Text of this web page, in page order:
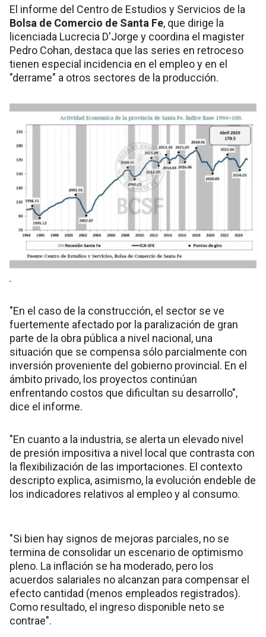
El informe del Centro de Estudios y Servicios de la
Bolsa de Comercio de Santa Fe, que dirige la
licenciada Lucrecia D'Jorge y coordina el magister
Pedro Cohan, destaca que las series en retroceso
tienen especial incidencia en el empleo y en el
"derrame" a otros sectores de la producción.
.
"En el caso de la construcción, el sector se ve
fuertemente afectado por la paralización de gran
parte de la obra pública a nivel nacional, una
situación que se compensa sólo parcialmente con
inversión proveniente del gobierno provincial. En el
ámbito privado, los proyectos continúan
enfrentando costos que dificultan su desarrollo",
dice el informe.
"En cuanto a la industria, se alerta un elevado nivel
de presión impositiva a nivel local que contrasta con
la flexibilización de las importaciones. El contexto
descripto explica, asimismo, la evolución endeble de
los indicadores relativos al empleo y al consumo.
"Si bien hay signos de mejoras parciales, no se
termina de consolidar un escenario de optimismo
pleno. La inflación se ha moderado, pero los
acuerdos salariales no alcanzan para compensar el
efecto cantidad (menos empleados registrados).
Como resultado, el ingreso disponible neto se
contrae".